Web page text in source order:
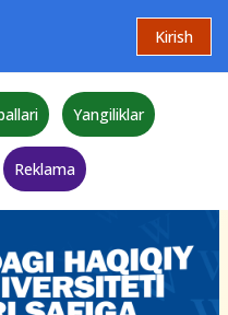
Kirish
Yangiliklar
Reklama